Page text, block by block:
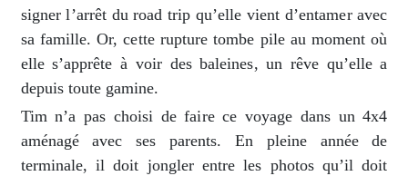
signer l’arrêt du road trip qu’elle vient d’entamer avec
sa famille. Or, cette rupture tombe pile au moment où
elle s’apprête à voir des baleines, un rêve qu’elle a
depuis toute gamine.
Tim n’a pas choisi de faire ce voyage dans un 4x4
aménagé avec ses parents. En pleine année de
terminale, il doit jongler entre les photos qu’il doit